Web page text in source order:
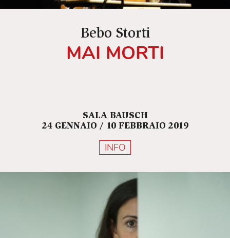
Bebo Storti
MAI MORTI
SALA BAUSCH
24 GENNAIO / 10 FEBBRAIO 2019
INFO